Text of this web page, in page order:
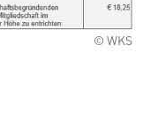
© WKS